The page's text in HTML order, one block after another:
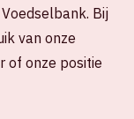
Bij
van onze
of onze positie